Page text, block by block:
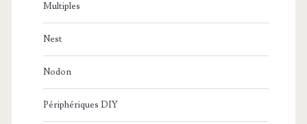
Multiples
Nest
Nodon
Périphériques DIY